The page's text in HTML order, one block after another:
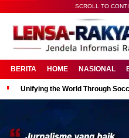
SCROLL TO
BERITA HOME NASIONAL
Unifying the World Through